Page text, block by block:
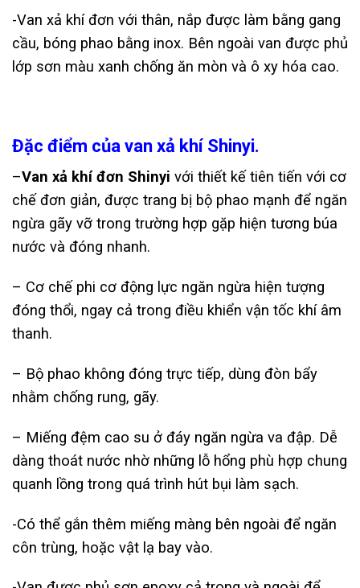
-Van xả khí đơn với thân, nắp được làm bằng gang
cầu, bóng phao bằng inox. Bên ngoài van được phủ
lớp sơn màu xanh chống ăn mòn và ô xy hóa cao.
Đặc điểm của van xả khí Shinyi.
–Van xả khí đơn Shinyi với thiết kế tiên tiến với cơ
chế đơn giản, được trang bị bộ phao mạnh để ngăn
ngừa gãy vỡ trong trường hợp gặp hiện tương búa
nước và đóng nhanh.
– Cơ chế phi cơ động lực ngăn ngừa hiện tượng
đóng thổi, ngay cả trong điều khiển vận tốc khí âm
thanh.
– Bộ phao không đóng trực tiếp, dùng đòn bẩy
nhằm chống rung, gãy.
– Miếng đệm cao su ở đáy ngăn ngừa va đập. Dễ
dàng thoát nước nhờ những lỗ hổng phù hợp chung
quanh lồng trong quá trình hút bụi làm sạch.
-Có thể gắn thêm miếng màng bên ngoài để ngăn
côn trùng, hoặc vật lạ bay vào.